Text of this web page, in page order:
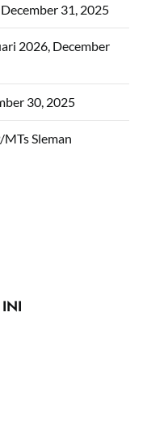
December 31, 2025
2026, December
30, 2025
Sleman